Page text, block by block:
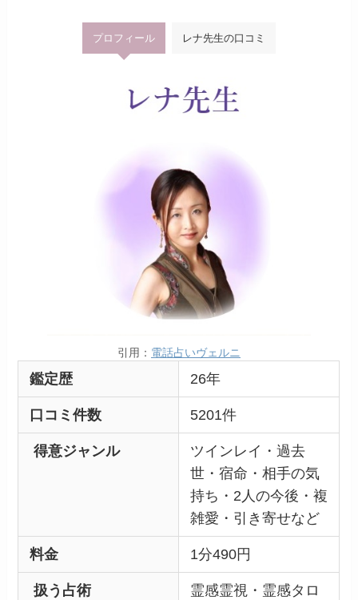
プロフィール レナ先生の口コミ
引用： 電話占いヴェルニ
鑑定歴 26年
口コミ件数 5201件
得意ジャンル
ツインレイ・過去
世・宿命・相手の気
持ち・2人の今後・複
雑愛・引き寄せなど
料金 1分490円
扱う占術
霊感霊視・霊感タロ